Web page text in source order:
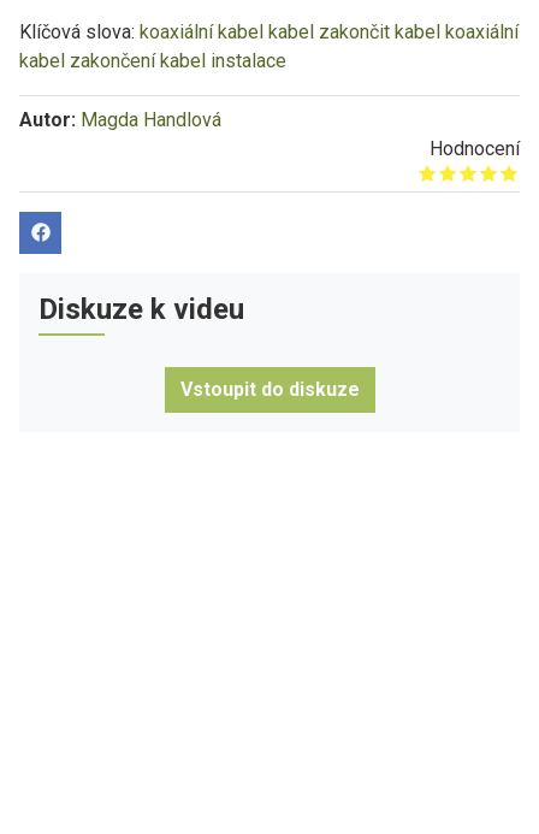
Klíčová slova: koaxiální kabel kabel zakončit kabel koaxiální
kabel zakončení kabel instalace
Autor: Magda Handlová
Hodnocení
Give it 1/5
Give it 2/5
Give it 3/5
Give it 4/5
Give it 5/5
Diskuze k videu
Vstoupit do diskuze